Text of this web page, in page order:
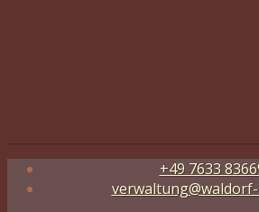
+49 7633